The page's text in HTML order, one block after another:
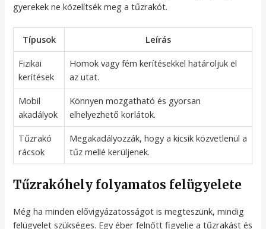
gyerekek ne közelítsék meg a tűzrakót.
Típusok
Leírás
Fizikai
kerítések
Homok vagy fém kerítésekkel határoljuk el
az utat.
Mobil
akadályok
Könnyen mozgatható és gyorsan
elhelyezhető korlátok.
Tűzrakó
rácsok
Megakadályozzák, hogy a kicsik közvetlenül a
tűz mellé kerüljenek.
Tűzrakóhely folyamatos felügyelete
Még ha minden elővigyázatosságot is megteszünk, mindig
felügyelet szükséges. Egy éber felnőtt figyelje a tűzrakást és